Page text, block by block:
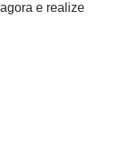
e realize